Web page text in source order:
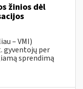
žinios dėl
– VMI)
gyventojų per
sprendimą